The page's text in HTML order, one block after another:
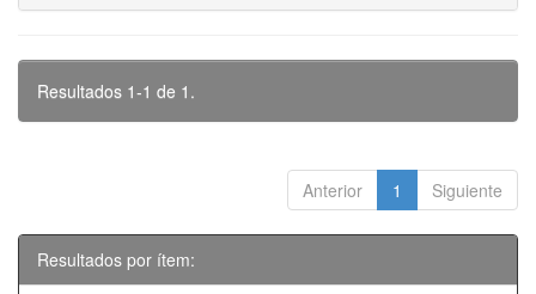
Resultados 1-1 de 1.
Anterior 1 Siguiente
Resultados por ítem: